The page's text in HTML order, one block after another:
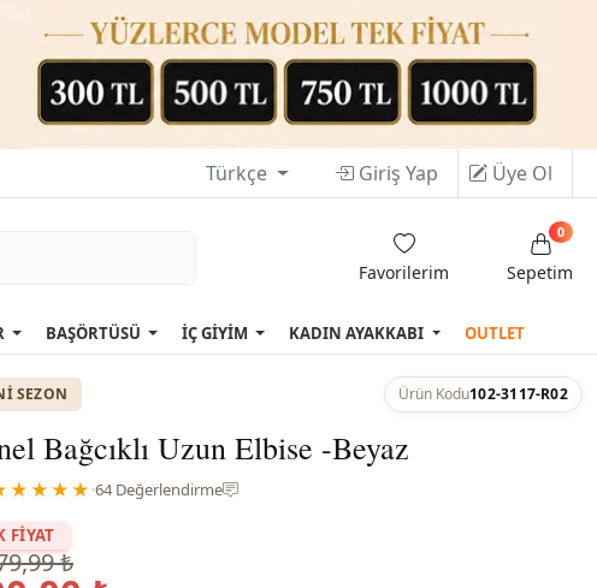
Türkçe Giriş Yap Üye Ol
Favorilerim Sepetim
0
BAŞÖRTÜSÜ İÇ GİYİM KADIN AYAKKABI OUTLET
SEZON Ürün Kodu102-3117-R02
Bağcıklı Uzun Elbise -Beyaz
·64 Değerlendirme
FİYAT
₺